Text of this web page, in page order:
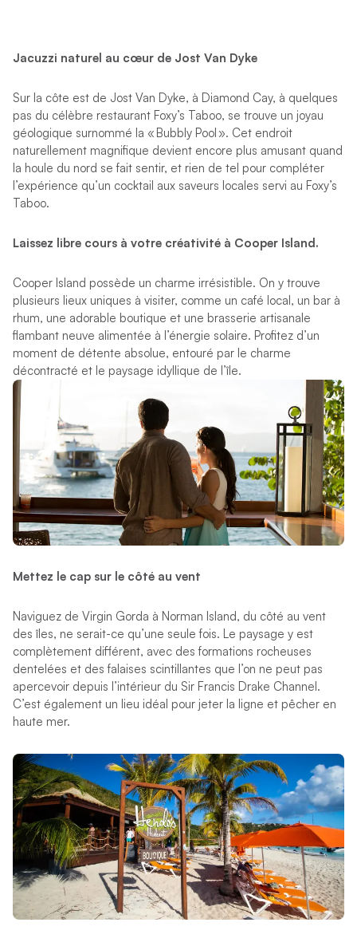
Jacuzzi naturel au cœur de Jost Van Dyke
Sur la côte est de Jost Van Dyke, à Diamond Cay, à quelques
pas du célèbre restaurant Foxy’s Taboo, se trouve un joyau
géologique surnommé la « Bubbly Pool ». Cet endroit
naturellement magnifique devient encore plus amusant quand
la houle du nord se fait sentir, et rien de tel pour compléter
l’expérience qu’un cocktail aux saveurs locales servi au Foxy’s
Taboo.
Laissez libre cours à votre créativité à Cooper Island.
Cooper Island possède un charme irrésistible. On y trouve
plusieurs lieux uniques à visiter, comme un café local, un bar à
rhum, une adorable boutique et une brasserie artisanale
flambant neuve alimentée à l’énergie solaire. Profitez d’un
moment de détente absolue, entouré par le charme
décontracté et le paysage idyllique de l’île.
Mettez le cap sur le côté au vent
Naviguez de Virgin Gorda à Norman Island, du côté au vent
des îles, ne serait-ce qu’une seule fois. Le paysage y est
complètement différent, avec des formations rocheuses
dentelées et des falaises scintillantes que l’on ne peut pas
apercevoir depuis l’intérieur du Sir Francis Drake Channel.
C’est également un lieu idéal pour jeter la ligne et pêcher en
haute mer.